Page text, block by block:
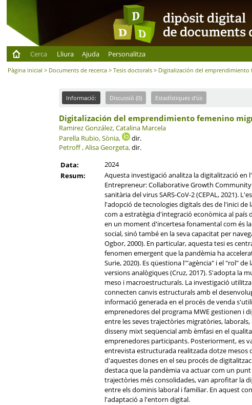
Cerca
Lliura Ajuda Personalitza
Pàgina inicial > Documents de recerca >Tesis doctorals > Digitalización del
Informació: Discussió (0) Estadístiques d'ús
Digitalización del emprendimiento femenino
Ramirez González, Catalina Marcela
Parella Rubio, Sònia,
dir.
Petroff , Alisa Georgeta,dir.
Data:
2024
Resum:
Aquesta investigació analitza la digitalització
Entrepreneur: Collaborative Growth
sanitària del virus SARS-CoV-2 (CEPAL, 2021).
l'adopció de tecnologies digitals des de l'inici
com a estratègia d'integració econòmica al
en un moment d'incertesa fonamental com és
social, sinó també en la seva capacitat per
Ogbor, 2000). En particular, aquesta tesi es
fenomen emergent que la pandèmia ha
Surie, 2020). Es qüestiona l'"agència" i el "rol"
versions analògiques (Cruz, 2017). S'adopta la
meso i macroestructurals. La investigació
connecten canvis estructurals amb el
informació generada en el procés de venda
emprenedores del programa MWE gestionen i
entre les seves trajectòries migratòries,
disseny mixt seqüencial amb èmfasi en el
emprenedores participants. Posteriorment, es
entrevista estructurada realitzada dotze mesos
d'aquestes dones en el seu procés de
destaca que la pandèmia va actuar com un
trajectòries més consolidades, van aprofitar la
entre els dominis laboral i familiar. En aquest
l'adaptació a l'entorn digital.